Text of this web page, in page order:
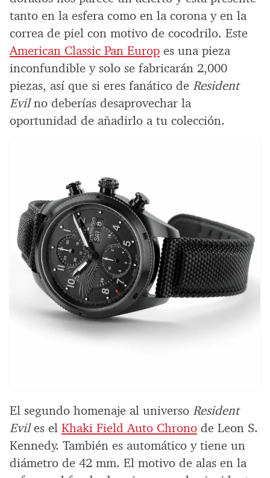
tanto en la esfera como en la corona y en la
correa de piel con motivo de cocodrilo. Este
American Classic Pan Europ es una pieza
inconfundible y solo se fabricarán 2,000
piezas, así que si eres fanático de Resident
Evilno deberías desaprovechar la
oportunidad de añadirlo a tu colección.
El segundo homenaje al universo Resident
Eviles el Khaki Field Auto Chrono de Leon S.
Kennedy. También es automático y tiene un
diámetro de 42 mm. El motivo de alas en la